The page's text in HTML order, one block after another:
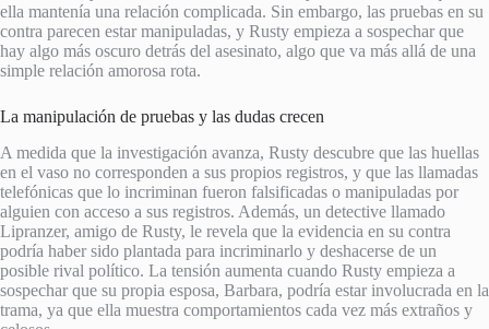
ella mantenía una relación complicada. Sin embargo, las pruebas en su
contra parecen estar manipuladas, y Rusty empieza a sospechar que
hay algo más oscuro detrás del asesinato, algo que va más allá de una
simple relación amorosa rota.
La manipulación de pruebas y las dudas crecen
A medida que la investigación avanza, Rusty descubre que las huellas
en el vaso no corresponden a sus propios registros, y que las llamadas
telefónicas que lo incriminan fueron falsificadas o manipuladas por
alguien con acceso a sus registros. Además, un detective llamado
Lipranzer, amigo de Rusty, le revela que la evidencia en su contra
podría haber sido plantada para incriminarlo y deshacerse de un
posible rival político. La tensión aumenta cuando Rusty empieza a
sospechar que su propia esposa, Barbara, podría estar involucrada en la
trama, ya que ella muestra comportamientos cada vez más extraños y